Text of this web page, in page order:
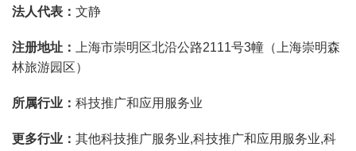
法人代表： 文静
注册地址：
上海市崇明区北沿公路2111号3幢（上海崇明森
林旅游园区）
所属行业： 科技推广和应用服务业
更多行业： 其他科技推广服务业,科技推广和应用服务业,科